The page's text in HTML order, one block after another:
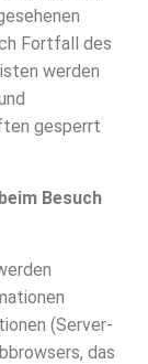
Fortfall des
werden
gesperrt
Besuch
(Server-
das